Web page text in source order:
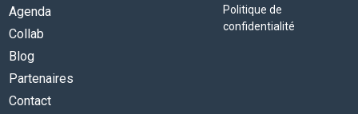
Agenda
Collab
Blog
Partenaires
Contact
Politique de
confidentialité